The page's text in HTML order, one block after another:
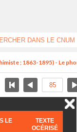
; 1863-1895) - Le
LE
TEXTE
OCÉRISÉ